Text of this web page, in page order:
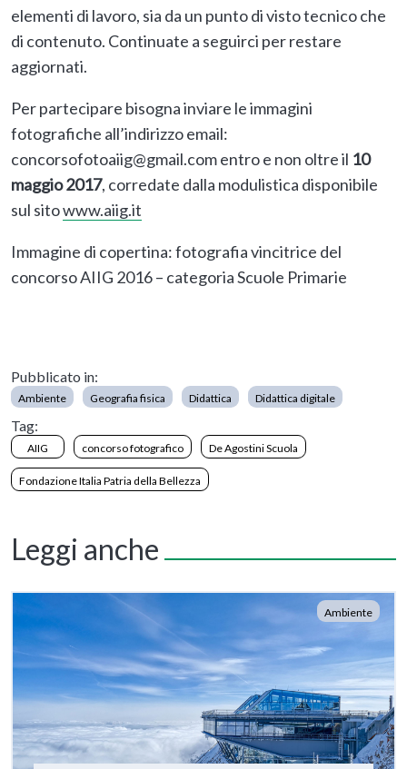
elementi di lavoro, sia da un punto di visto tecnico che
di contenuto. Continuate a seguirci per restare
aggiornati.
Per partecipare bisogna inviare le immagini
fotografiche all’indirizzo email:
concorsofotoaiig@gmail.com entro e non oltre il 10
maggio 2017, corredate dalla modulistica disponibile
sul sitowww.aiig.it
Immagine di copertina: fotografia vincitrice del
concorso AIIG 2016 – categoria Scuole Primarie
Pubblicato in:
Ambiente Geografia fisica Didattica Didattica digitale
Tag:
AIIG concorso fotografico De Agostini Scuola
Fondazione Italia Patria della Bellezza
Leggi anche
Ambiente